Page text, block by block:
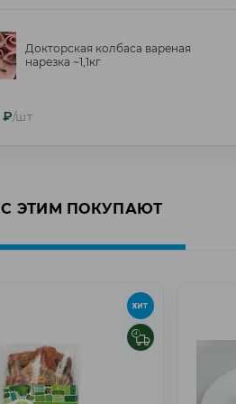
Докторская колбаса вареная
нарезка ~1,1кг
₽/шт
Докторская колбаса вареная
нарезка ~1,1кг
₽/шт
С ЭТИМ ПОКУПАЮТ